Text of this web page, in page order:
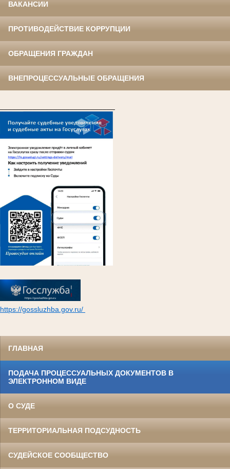
ВАКАНСИИ
ПРОТИВОДЕЙСТВИЕ КОРРУПЦИИ
ОБРАЩЕНИЯ ГРАЖДАН
ВНЕПРОЦЕССУАЛЬНЫЕ ОБРАЩЕНИЯ
https://gossluzhba.gov.ru/
ГЛАВНАЯ
ПОДАЧА ПРОЦЕССУАЛЬНЫХ ДОКУМЕНТОВ В
ЭЛЕКТРОННОМ ВИДЕ
О СУДЕ
ТЕРРИТОРИАЛЬНАЯ ПОДСУДНОСТЬ
СУДЕЙСКОЕ СООБЩЕСТВО